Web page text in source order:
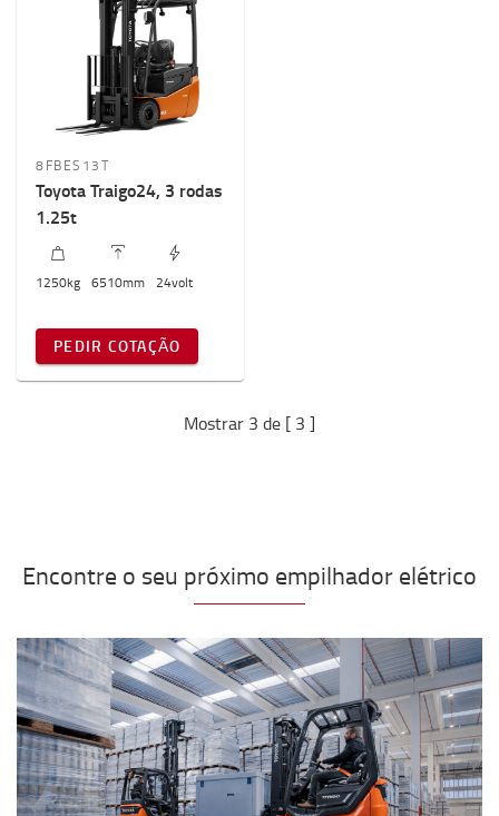
Altura máxima da máquina
2000mm
8FBES13T
Toyota Traigo24, 3 rodas
1.25t
1250kg 6510mm 24volt
PEDIR COTAÇÃO
Mostrar 3 de [ 3 ]
Encontre o seu próximo empilhador elétrico